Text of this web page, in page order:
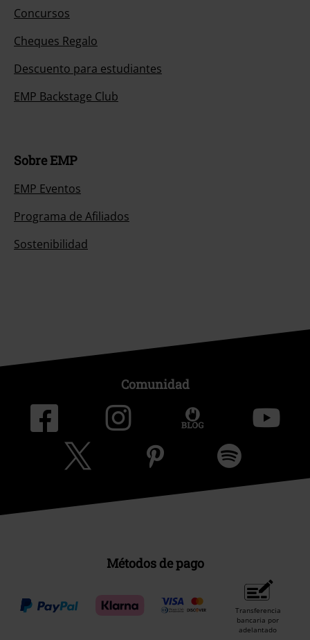
Concursos
Cheques Regalo
Descuento para estudiantes
EMP Backstage Club
Sobre EMP
EMP Eventos
Programa de Afiliados
Sostenibilidad
Comunidad
Métodos de pago
Transferencia
bancaria por
adelantado